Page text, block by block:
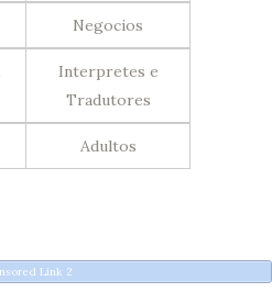
Negocios
Interpretes e
Tradutores
Adultos
Link 2